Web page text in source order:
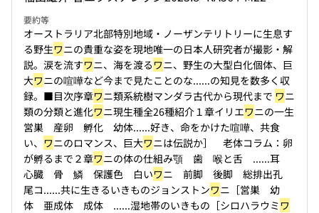
要約等
オーストラリア北部特別地域・ノーザンテリトリーに生息す
る野生ワニの貴重な姿を現地唯一の日本人研究者が撮影・解
説。涙を流すワニ、海を渡るワニ、野生の大型白化個体、巨
大ワニの喧嘩など今まで見たことのな......の知見を数多く収
録。■目次序章ワニ類系統樹マンダラ古代から現代まで ワニ
類の分類と進化ワニ現生種全26種紹介１章イリエワニの一生
営巣 産卵 孵化 幼体......好き、命をかけた喧嘩、共食
い、 ワニのロマンス、巨大ワニは伝説か］ 老体コラム：卵
が孵るまで２章ワニの体の仕組み顎 歯 喉と舌 ......耳
心臓 骨 鱗 保護色 白いワニ 前脚 後脚 総排出孔
尾コ......共に生きるいきものジョンストンワニ［営巣 幼
体 亜成体 成体 ......湿地帯のいきもの［シロハラウミワ